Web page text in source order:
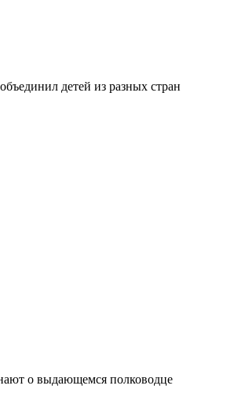
детей из разных стран
о выдающемся полководце